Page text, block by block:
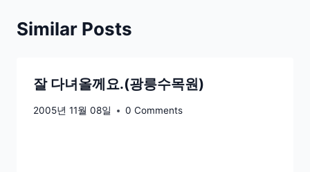
Similar Posts
잘 다녀올께요.(광릉수목원)
2005년 11월 08일 0 Comments